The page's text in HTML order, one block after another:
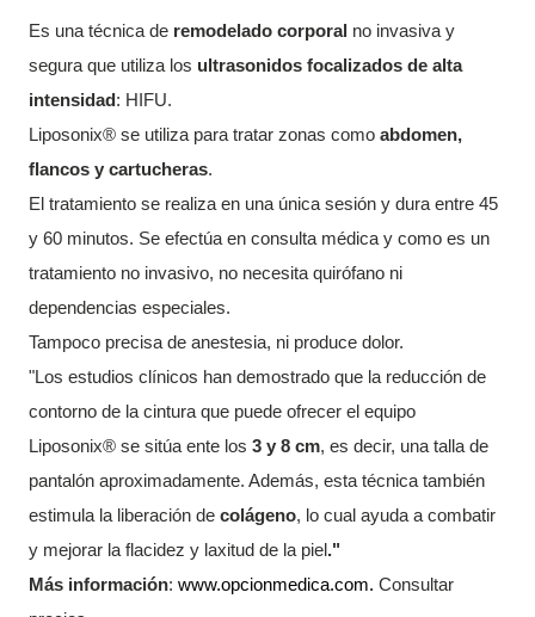
Es una técnica de remodelado corporal no invasiva y
segura que utiliza los ultrasonidos focalizados de alta
intensidad : HIFU.
Liposonix® se utiliza para tratar zonas como abdomen,
flancos y cartucheras.
El tratamiento se realiza en una única sesión y dura entre 45
y 60 minutos. Se efectúa en consulta médica y como es un
tratamiento no invasivo, no necesita quirófano ni
dependencias especiales.
Tampoco precisa de anestesia, ni produce dolor.
"Los estudios clínicos han demostrado que la reducción de
contorno de la cintura que puede ofrecer el equipo
Liposonix® se sitúa ente los 3 y 8 cm, es decir, una talla de
pantalón aproximadamente. Además, esta técnica también
estimula la liberación de colágeno, lo cual ayuda a combatir
y mejorar la flacidez y laxitud de la piel ."
Más información: www.opcionmedica.com. Consultar